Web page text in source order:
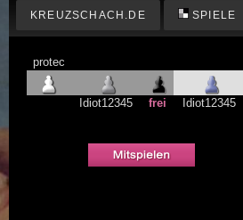
KREUZSCHACH.DE SPIELE
protec
Idiot12345 frei Idiot12345